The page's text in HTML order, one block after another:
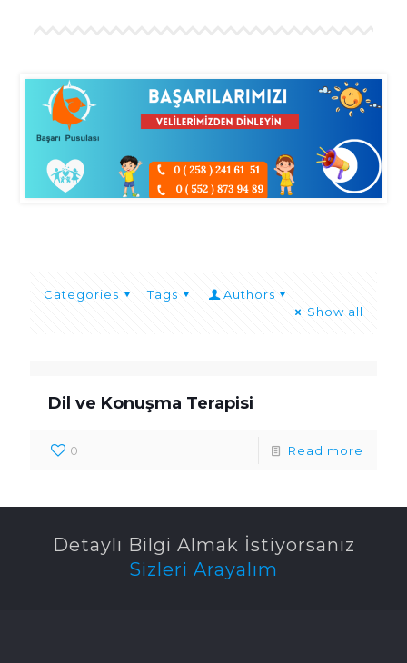
Categories Tags
Authors
Show all
Dil ve Konuşma Terapisi
0 Read more
Detaylı Bilgi Almak İstiyorsanız
Sizleri Arayalım